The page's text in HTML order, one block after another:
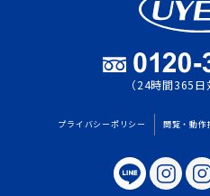
（24時間365日
プライバシーポリシー 閲覧・動作